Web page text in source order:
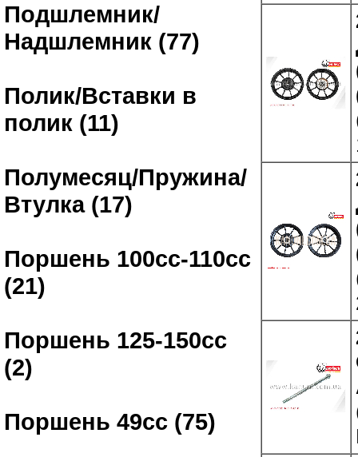
Подшлемник/
Надшлемник (77)
Полик/Вставки в
полик (11)
Полумесяц/Пружина/
Втулка (17)
Поршень 100сс-110сс
(21)
Поршень 125-150сс
(2)
Поршень 49сс (75)